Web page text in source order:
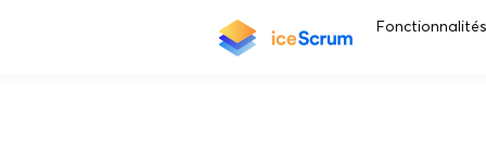
Fonctionnalités